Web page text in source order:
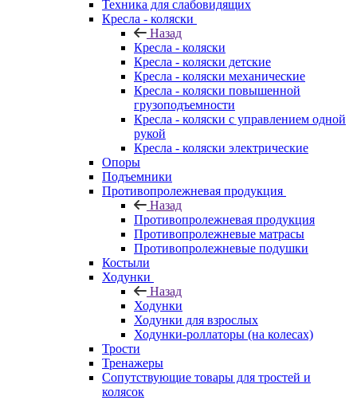
Техника для слабовидящих
Кресла - коляски
Назад
Кресла - коляски
Кресла - коляски детские
Кресла - коляски механические
Кресла - коляски повышенной
грузоподъемности
Кресла - коляски с управлением одной
рукой
Кресла - коляски электрические
Опоры
Подъемники
Противопролежневая продукция
Назад
Противопролежневая продукция
Противопролежневые матрасы
Противопролежневые подушки
Костыли
Ходунки
Назад
Ходунки
Ходунки для взрослых
Ходунки-роллаторы (на колесах)
Трости
Тренажеры
Сопутствующие товары для тростей и
колясок